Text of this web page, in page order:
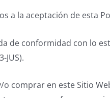
a la aceptación de esta
de conformidad con lo
JUS).
comprar en este Sitio